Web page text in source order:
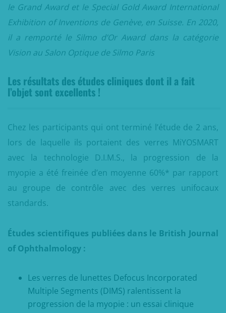
le Grand Award et le Special Gold Award International
Exhibition of Inventions de Genève, en Suisse. En 2020,
il a remporté le Silmo d’Or Award dans la catégorie
Vision au Salon Optique de Silmo Paris
Les résultats des études cliniques dont il a fait
l’objet sont excellents !
Chez les participants qui ont terminé l’étude de 2 ans,
lors de laquelle ils portaient des verres MiYOSMART
avec la technologie D.I.M.S., la progression de la
myopie a été freinée d’en moyenne 60%* par rapport
au groupe de contrôle avec des verres unifocaux
standards.
Études scientifiques publiées dans le British Journal
of Ophthalmology :
Les verres de lunettes Defocus Incorporated
Multiple Segments (DIMS) ralentissent la
progression de la myopie : un essai clinique